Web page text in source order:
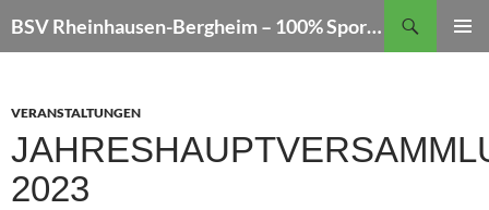
Inhalt
BSV Rheinhausen-Bergheim – 100% Sportschießen
VERANSTALTUNGEN
2023